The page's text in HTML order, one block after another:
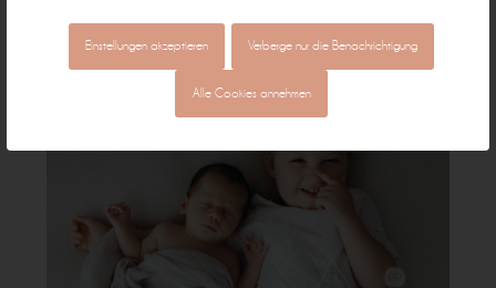
Einstellungen akzeptieren Verberge nur die Benachrichtigung
Alle Cookies annehmen